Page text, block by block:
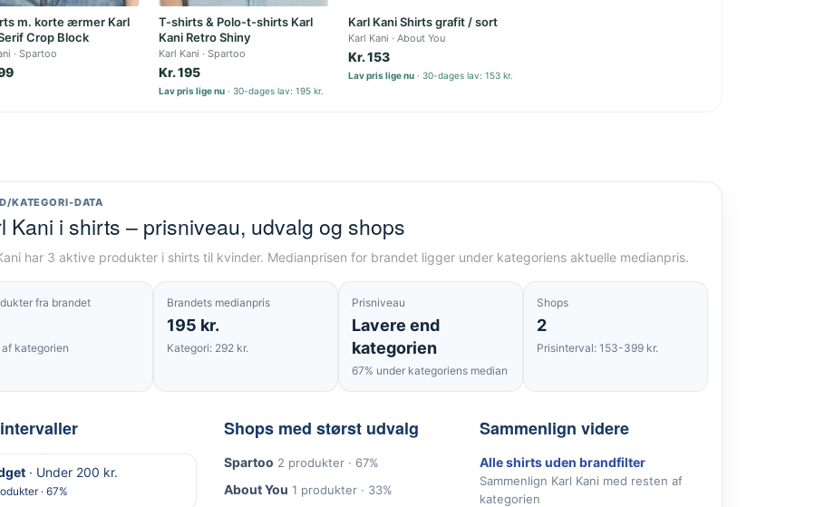
m. korte ærmer Karl
Crop Block
Spartoo
T-shirts & Polo-t-shirts Karl
Kani Retro Shiny
Karl Kani Spartoo
Kr. 195
Lav pris lige nu 30-dages lav: 195 kr.
Karl Kani Shirts grafit / sort
Karl Kani About You
Kr. 153
Lav pris lige nu 30-dages lav: 153 kr.
KATEGORI-DATA
Kani i shirts – prisniveau, udvalg og shops
har 3 aktive produkter i shirts til kvinder. Medianprisen for brandet ligger under kategoriens aktuelle medianpris.
fra brandet
af kategorien
Brandets medianpris
195 kr.
Kategori: 292 kr.
Prisniveau
Lavere end
kategorien
67% under kategoriens median
Shops
2
Prisinterval: 153-399 kr.
· Under 200 kr.
· 67%
Shops med størst udvalg
Spartoo 2 produkter · 67%
About You 1 produkter · 33%
Sammenlign videre
Alle shirts uden brandfilter
Sammenlign Karl Kani med resten af
kategorien